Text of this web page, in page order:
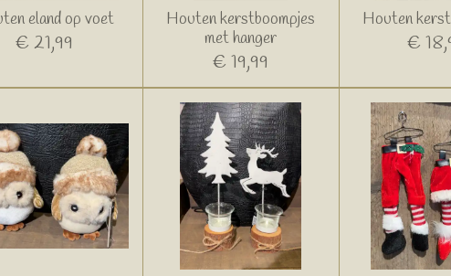
eland op voet
€ 21,99
Houten kerstboompjes
met hanger
€ 19,99
Houten
€